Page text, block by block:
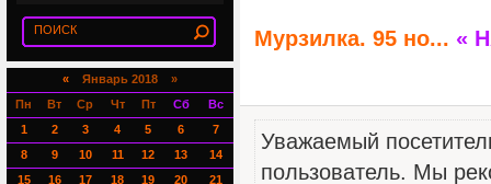
Мурзилка. 95 но... «
Уважаемый
пользователь. Мы
« Январь 2018 »
Пн
Вт Ср Чт Пт Сб
Вс
1
2 3 4 5 6
7
8
9 10 11 12 13
14
15
16 17 18 19 20
21